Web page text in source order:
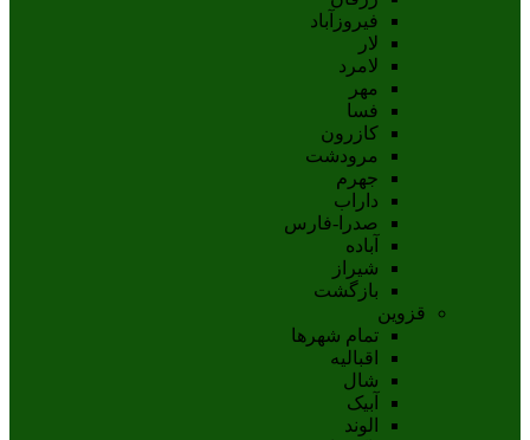
فیروزآباد
لار
لامرد
مهر
فسا
کازرون
مرودشت
جهرم
داراب
صدرا-فارس
آباده
شيراز
بازگشت
قزوین
تمام شهر‌ها
اقبالیه
شال
آبيک
الوند